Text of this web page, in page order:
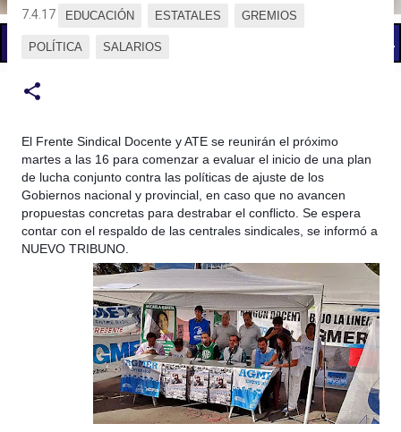
📢 LO ÚLTIMO El Gobierno postergó la reunión paritaria con estatales
7.4.17 EDUCACIÓN ESTATALES GREMIOS
POLÍTICA SALARIOS
El Frente Sindical Docente y ATE se reunirán el próximo
martes a las 16 para comenzar a evaluar el inicio de una plan
de lucha conjunto contra las políticas de ajuste de los
Gobiernos nacional y provincial, en caso que no avancen
propuestas concretas para destrabar el conflicto. Se espera
contar con el respaldo de las centrales sindicales, se informó a
NUEVO TRIBUNO.